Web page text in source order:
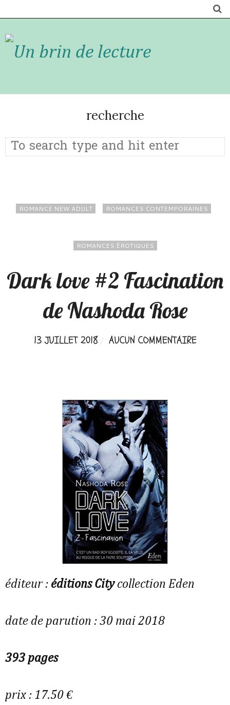
recherche
ROMANCE NEW ADULT ROMANCES CONTEMPORAINES
ROMANCES ÉROTIQUES
Dark love #2 Fascination
de Nashoda Rose
13 JUILLET 2018 AUCUN COMMENTAIRE
éditeur : éditions Citycollection Eden
date de parution : 30 mai 2018
393 pages
prix : 17.50 €